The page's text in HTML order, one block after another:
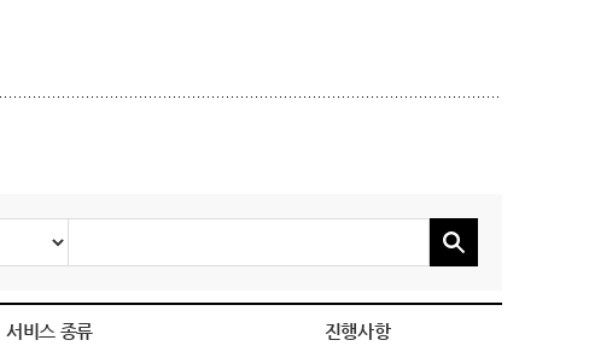
서비스 종류 진행사항